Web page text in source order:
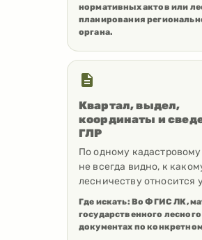
нормативных актов или
планирования
органа.
Квартал, выдел,
координаты и
ГЛР
По одному
не всегда видно, к
лесничеству относится
Где искать: Во ФГИС ЛК,
государственного лесного
документах по